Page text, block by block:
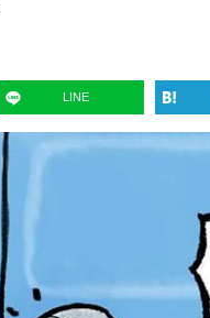
LINE